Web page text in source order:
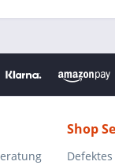
Shop